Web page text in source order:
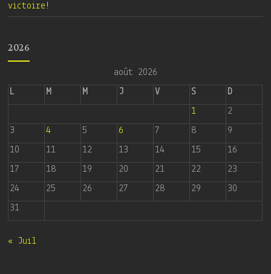
victoire!
2026
août 2026
L
M M J V S
D
1
2
3
4 5 6 7 8
9
10
11 12 13 14 15
16
17
18 19 20 21 22
23
24
25 26 27 28 29
30
31
« Juil